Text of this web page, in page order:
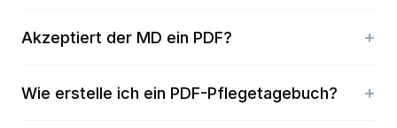
Akzeptiert der MD ein PDF?
Wie erstelle ich ein PDF-Pflegetagebuch?